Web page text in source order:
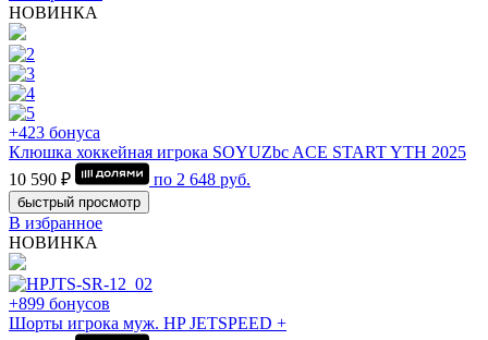
НОВИНКА
+423 бонуса
Клюшка хоккейная игрока SOYUZbc ACE START YTH 2025
10 590 ₽
по 2 648 руб.
быстрый просмотр
В избранное
НОВИНКА
+899 бонусов
Шорты игрока муж. HP JETSPEED +